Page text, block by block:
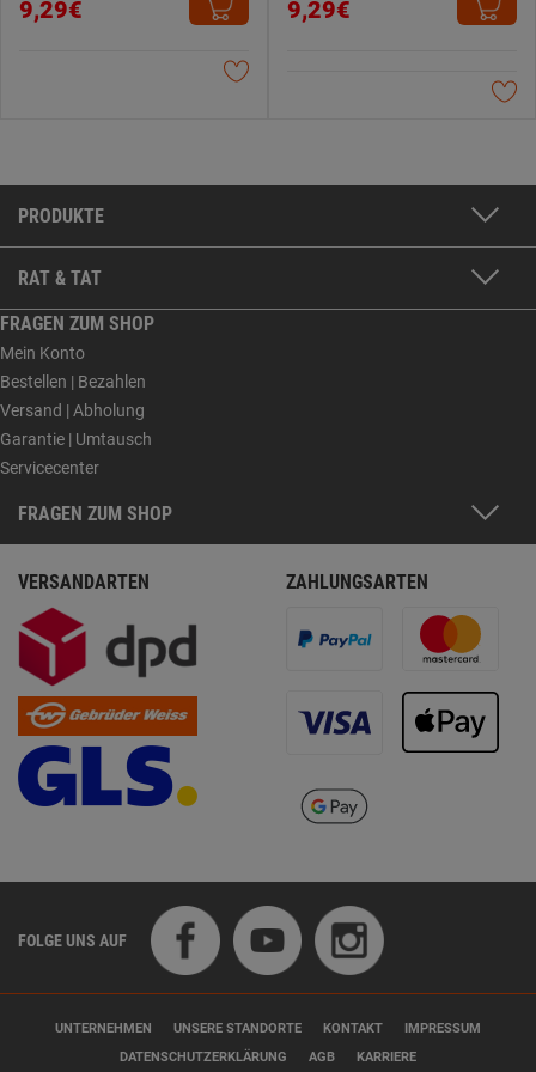
9,29€ 9,29€
PRODUKTE
RAT & TAT
FRAGEN ZUM SHOP
Mein Konto
Bestellen | Bezahlen
Versand | Abholung
Garantie | Umtausch
Servicecenter
FRAGEN ZUM SHOP
VERSANDARTEN ZAHLUNGSARTEN
FOLGE UNS AUF
UNTERNEHMEN UNSERE STANDORTE KONTAKT
IMPRESSUM
DATENSCHUTZERKLÄRUNG
AGB KARRIERE